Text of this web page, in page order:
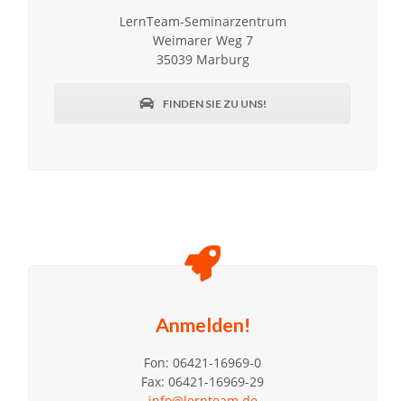
LernTeam-Seminarzentrum
Weimarer Weg 7
35039 Marburg
FINDEN SIE ZU UNS!
Anmelden!
Fon: 06421-16969-0
Fax: 06421-16969-29